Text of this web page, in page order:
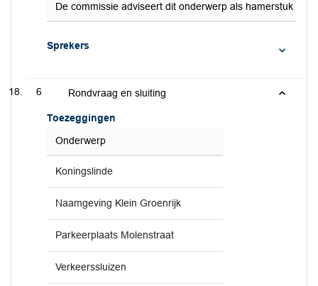
De commissie adviseert dit onderwerp als hamerstuk te
Sprekers
6 Rondvraag en sluiting
Toezeggingen
Onderwerp
Koningslinde
Naamgeving Klein Groenrijk
Parkeerplaats Molenstraat
Verkeerssluizen